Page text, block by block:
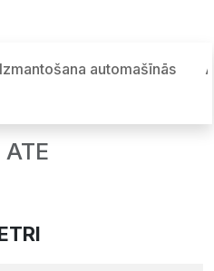
Izmantošana automašīnās